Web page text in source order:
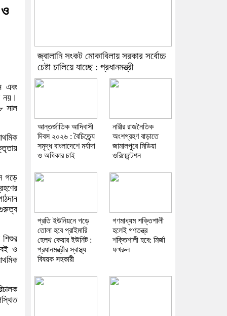
ও
এবং
নয়।
সাল
গড়ে
গুরুত্ব
ও
জ্বালানি সংকট মোকাবিলায় সরকার সর্বোচ্চ
চেষ্টা চালিয়ে যাচ্ছে : প্রধানমন্ত্রী
আন্তর্জাতিক আদিবাসী
দিবস ২০২৬ : বৈচিত্র্যে
সমৃদ্ধ বাংলাদেশে মর্যাদা
ও অধিকার চাই
নারীর রাজনৈতিক
অংশগ্রহণ বাড়াতে
জামালপুরে মিডিয়া
ওরিয়েন্টেশন
প্রতি ইউনিয়নে গড়ে
তোলা হবে প্রাইমারি
হেলথ কেয়ার ইউনিট :
প্রধানমন্ত্রীর স্বাস্থ্য
বিষয়ক সহকারী
গণমাধ্যম শক্তিশালী
হলেই গণতন্ত্র
শক্তিশালী হবে: মির্জা
ফখরুল